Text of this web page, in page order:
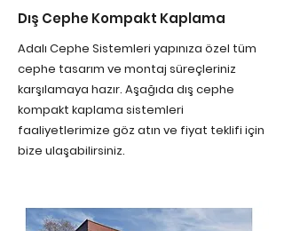
Dış Cephe Kompakt Kaplama
Adalı Cephe Sistemleri yapınıza özel tüm
cephe tasarım ve montaj süreçleriniz
karşılamaya hazır. Aşağıda dış cephe
kompakt kaplama sistemleri
faaliyetlerimize göz atın ve fiyat teklifi için
bize ulaşabilirsiniz.